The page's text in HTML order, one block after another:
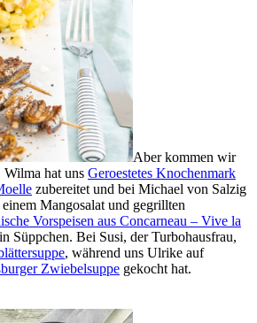
Aber kommen wir
hat uns Geroestetes Knochenmark
zubereitet und bei Michael von Salzig
Mangosalat und gegrillten
Vorspeisen aus Concarneau – Vive la
Süppchen. Bei Susi, der Turbohausfrau,
, während uns Ulrike auf
Zwiebelsuppe gekocht hat.